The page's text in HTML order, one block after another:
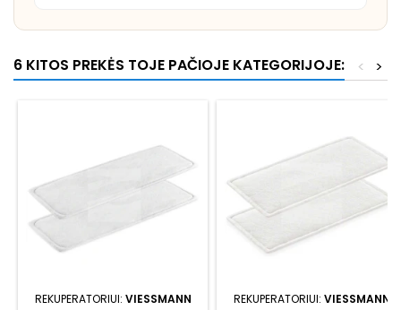
6 KITOS PREKĖS TOJE PAČIOJE KATEGORIJOJE: >
<
REKUPERATORIUI: VIESSMANN REKUPERATORIUI: VIESSMANN